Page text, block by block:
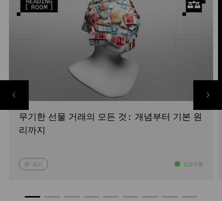
무기한 선물 거래의 모든 것: 개념부터 기본 원
리까지
읽기 입문자용